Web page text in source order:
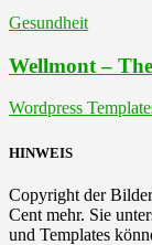
Gesundheit
Wellmont –
Wordpress
HINWEIS
Copyright der
Cent mehr. Sie
und Templates